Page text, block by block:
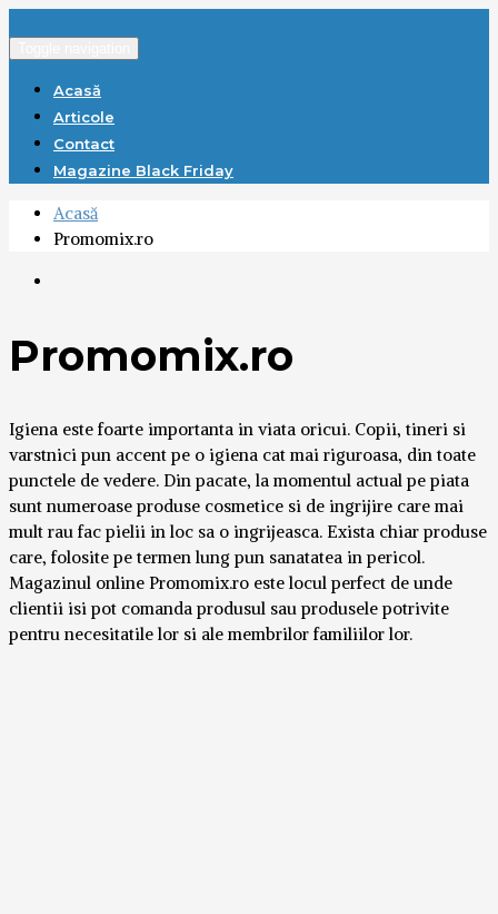
Acasă
Articole
Contact
Magazine Black Friday
Acasă
Promomix.ro
Promomix.ro
Igiena este foarte importanta in viata oricui. Copii, tineri si
varstnici pun accent pe o igiena cat mai riguroasa, din toate
punctele de vedere. Din pacate, la momentul actual pe piata
sunt numeroase produse cosmetice si de ingrijire care mai
mult rau fac pielii in loc sa o ingrijeasca. Exista chiar produse
care, folosite pe termen lung pun sanatatea in pericol.
Magazinul online Promomix.ro este locul perfect de unde
clientii isi pot comanda produsul sau produsele potrivite
pentru necesitatile lor si ale membrilor familiilor lor.